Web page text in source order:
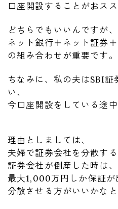
口座開設することがおスス
どちらでもいいんですが、
ネット銀行＋ネット証券
の組み合わせが重要です。
ちなみに、私の夫はSBI
い、
今口座開設をしている途中
理由としましては、
夫婦で証券会社を分散す
証券会社が倒産した時は、
最大1,000万円しか保証が
分散させる方がいいかな